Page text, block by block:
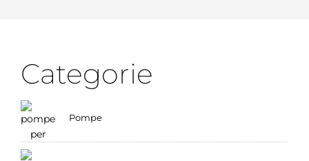
Categorie
Pompe